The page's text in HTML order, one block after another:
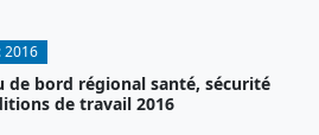
2016
de bord régional santé, sécurité
de travail 2016